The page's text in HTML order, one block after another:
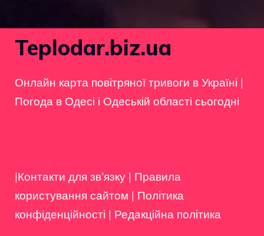
Teplodar.biz.ua
Онлайн карта повітряної тривоги в Україні |
Погода в Одесі і Одеській області сьогодні
|Контакти для зв'язку | Правила
користування сайтом | Політика
конфіденційності | Редакційна політика